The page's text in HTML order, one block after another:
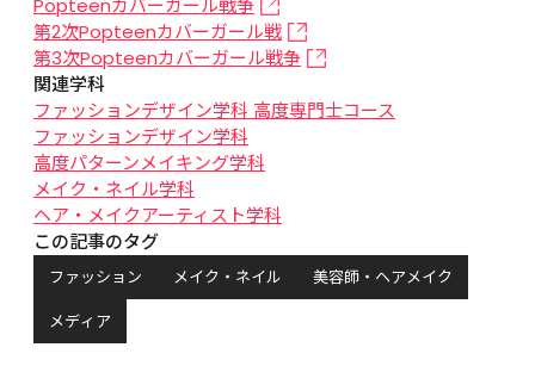
Popteenカバーガール戦争
第2次Popteenカバーガール戦
第3次Popteenカバーガール戦争
関連学科
ファッションデザイン学科 高度専門士コース
ファッションデザイン学科
高度パターンメイキング学科
メイク・ネイル学科
ヘア・メイクアーティスト学科
この記事のタグ
ファッション メイク・ネイル
美容師・ヘアメイク
メディア